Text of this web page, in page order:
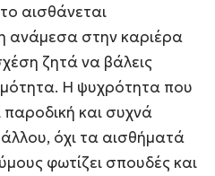
αισθάνεται
ανάμεσα στην καριέρα
ζητά να βάλεις
Η ψυχρότητα που
παροδική και συχνά
όχι τα αισθήματά
φωτίζει σπουδές και